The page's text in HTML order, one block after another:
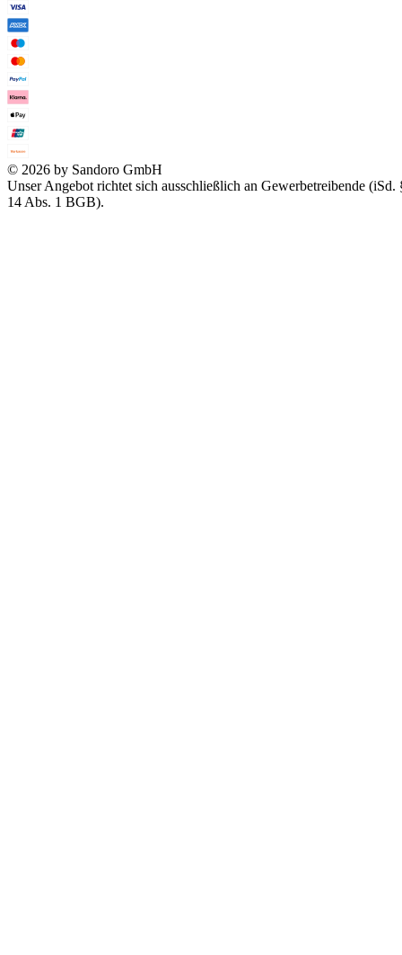
© 2026 by Sandoro GmbH
Unser Angebot richtet sich ausschließlich an Gewerbetreibende (iSd.
14 Abs. 1 BGB).